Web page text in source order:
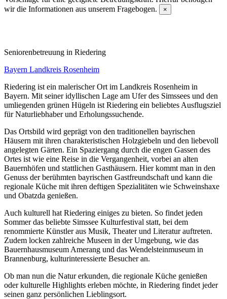
wir die Informationen aus unserem Fragebogen.
×
Senioren­betreuung in Riedering
Bayern Landkreis Rosenheim
Riedering ist ein malerischer Ort im Landkreis Rosenheim in
Bayern. Mit seiner idyllischen Lage am Ufer des Simssees und den
umliegenden grünen Hügeln ist Riedering ein beliebtes Ausflugsziel
für Naturliebhaber und Erholungssuchende.
Das Ortsbild wird geprägt von den traditionellen bayrischen
Häusern mit ihren charakteristischen Holzgiebeln und den liebevoll
angelegten Gärten. Ein Spaziergang durch die engen Gassen des
Ortes ist wie eine Reise in die Vergangenheit, vorbei an alten
Bauernhöfen und stattlichen Gasthäusern. Hier kommt man in den
Genuss der berühmten bayrischen Gastfreundschaft und kann die
regionale Küche mit ihren deftigen Spezialitäten wie Schweinshaxe
und Obatzda genießen.
Auch kulturell hat Riedering einiges zu bieten. So findet jeden
Sommer das beliebte Simssee Kulturfestival statt, bei dem
renommierte Künstler aus Musik, Theater und Literatur auftreten.
Zudem locken zahlreiche Museen in der Umgebung, wie das
Bauernhausmuseum Amerang und das Wendelsteinmuseum in
Brannenburg, kulturinteressierte Besucher an.
Ob man nun die Natur erkunden, die regionale Küche genießen
oder kulturelle Highlights erleben möchte, in Riedering findet jeder
seinen ganz persönlichen Lieblingsort.